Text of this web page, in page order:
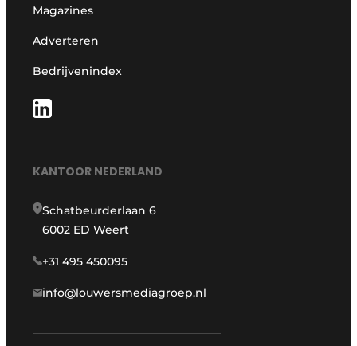
Magazines
Adverteren
Bedrijvenindex
KANTOOR NEDERLAND
Schatbeurderlaan 6
6002 ED Weert
+31 495 450095
info@louwersmediagroep.nl